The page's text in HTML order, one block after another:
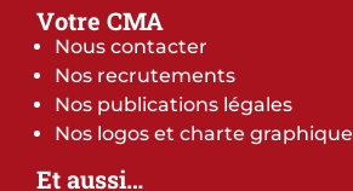
Votre CMA
Nous contacter
Nos recrutements
Nos publications légales
Nos logos et charte graphique
Et aussi…